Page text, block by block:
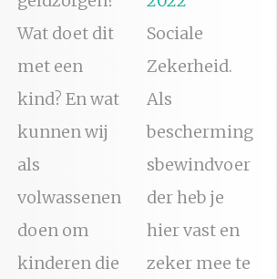
Wat doet dit
met een
kind? En wat
kunnen wij
als
volwassenen
doen om
kinderen die
Sociale
Zekerheid.
Als
bescherming
sbewindvoer
der heb je
hier vast en
zeker mee te